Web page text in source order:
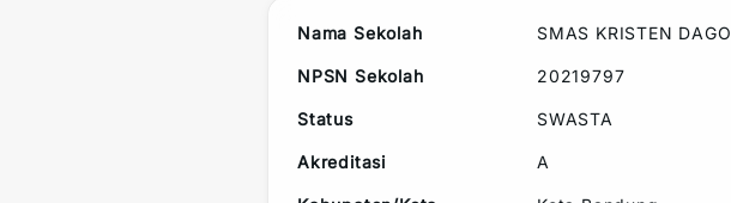
Nama Sekolah SMAS KRISTEN DAGO
NPSN Sekolah 20219797
Status SWASTA
Akreditasi A